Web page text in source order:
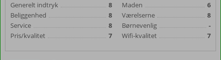
Generelt indtryk
8
Beliggenhed
8
Service
8
Pris/kvalitet
7
Maden
6
Værelserne
8
Børnevenlig
-
Wifi-kvalitet
7